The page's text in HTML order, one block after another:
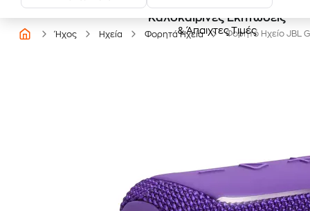
Καλοκαιρινές Εκπτώσεις
& Άπαιχτες Τιμές
Ήχος Ηχεία Φορητά Ηχεία Φορητό Ηχείο JBL